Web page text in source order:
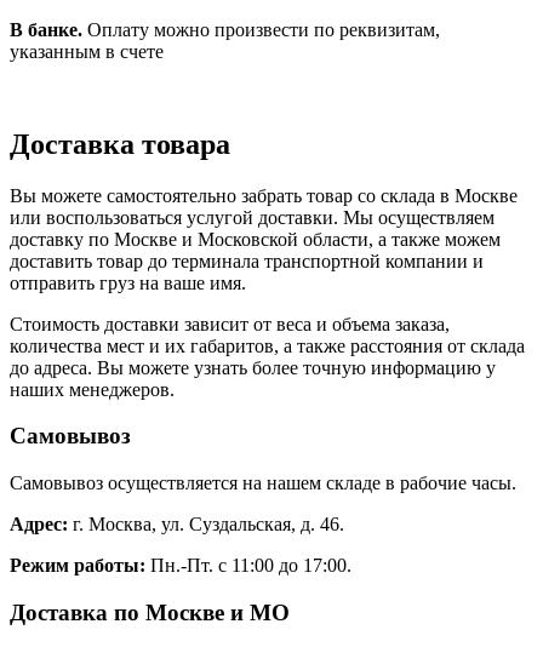
В банке. Оплату можно произвести по реквизитам,
указанным в счете
Доставка товара
Вы можете самостоятельно забрать товар со склада в Москве
или воспользоваться услугой доставки. Мы осуществляем
доставку по Москве и Московской области, а также можем
доставить товар до терминала транспортной компании и
отправить груз на ваше имя.
Стоимость доставки зависит от веса и объема заказа,
количества мест и их габаритов, а также расстояния от склада
до адреса. Вы можете узнать более точную информацию у
наших менеджеров.
Самовывоз
Самовывоз осуществляется на нашем складе в рабочие часы.
Адрес: г. Москва, ул. Суздальская, д. 46.
Режим работы: Пн.-Пт. с 11:00 до 17:00.
Доставка по Москве и МО